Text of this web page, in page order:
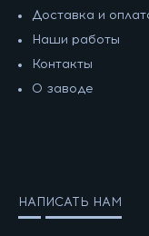
Доставка и
Наши работы
Контакты
О заводе
НАПИСАТЬ НАМ